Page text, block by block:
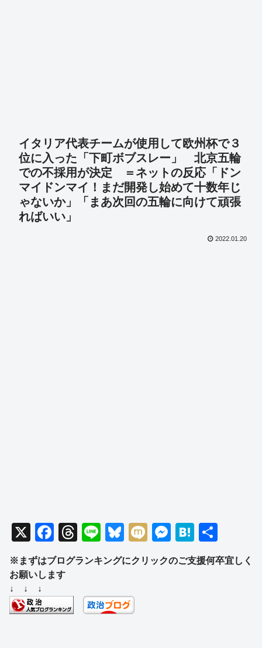
イタリア代表チームが使用して欧州杯で３
位に入った「下町ボブスレー」 北京五輪
での不採用が決定 ＝ネットの反応「ドン
マイドンマイ！まだ開発し始めて十数年じ
ゃないか」「まあ次回の五輪に向けて頑張
ればいい」
2022.01.20
X
F
a
c
b
T
hr
e
d
Li
n
e
Bl
e
y
M
ixi
M
ss
H
at
e
有
※まずはブログランキングにクリックのご支援何卒宜しく
お願いします
↓ ↓ ↓